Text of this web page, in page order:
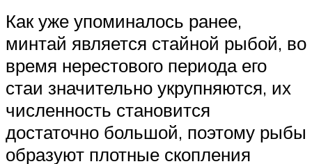
Как уже упоминалось ранее,
минтай является стайной рыбой, во
время нерестового периода его
стаи значительно укрупняются, их
численность становится
достаточно большой, поэтому рыбы
образуют плотные скопления